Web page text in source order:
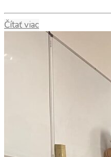
Čítať viac